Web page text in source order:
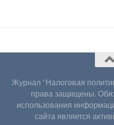
Журнал "Налоговая
права защищены.
использования
сайта является